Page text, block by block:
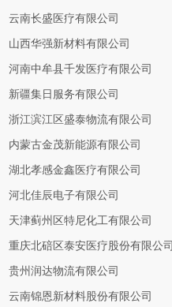
云南长盛医疗有限公司
山西华强新材料有限公司
河南中牟县千发医疗有限公司
新疆集日服务有限公司
浙江滨江区盛泰物流有限公司
内蒙古金茂新能源有限公司
湖北孝感金鑫医疗有限公司
河北佳辰电子有限公司
天津蓟州区特尼化工有限公司
重庆北碚区泰安医疗股份有限公司
贵州润达物流有限公司
云南锦恩新材料股份有限公司